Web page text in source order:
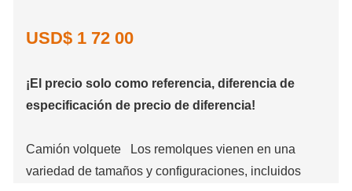
USD$ 1 72 00
¡El precio solo como referencia, diferencia de
especificación de precio de diferencia!
Camión volquete
Los remolques vienen en una
variedad de tamaños y configuraciones, incluidos